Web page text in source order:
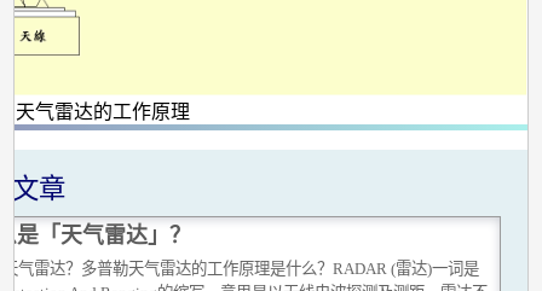
天气雷达的工作原理
文章
是「天气雷达」？
气雷达？多普勒天气雷达的工作原理是什么？RADAR (雷达)一词是